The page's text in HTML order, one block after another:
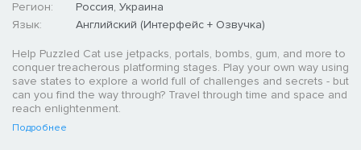
Регион:
Россия, Украина
Язык:
Английский (Интерфейс + Озвучка)
Help Puzzled Cat use jetpacks, portals, bombs, gum, and more to
conquer treacherous platforming stages. Play your own way using
save states to explore a world full of challenges and secrets - but
can you find the way through? Travel through time and space and
reach enlightenment.
Подробнее